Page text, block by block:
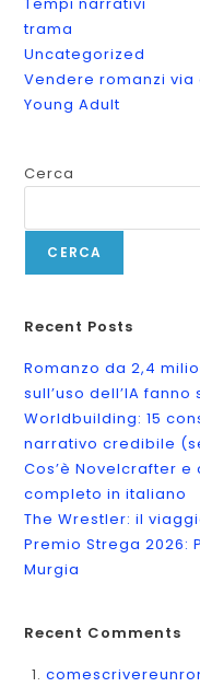
trama
Uncategorized
Vendere romanzi via
Young Adult
Cerca
CERCA
Recent Posts
Romanzo da 2,4
sull’uso dell’IA
Worldbuilding: 15
narrativo credibile
Cos’è Novelcrafter
completo in italiano
The Wrestler: il
Premio Strega 2026:
Murgia
Recent Comments